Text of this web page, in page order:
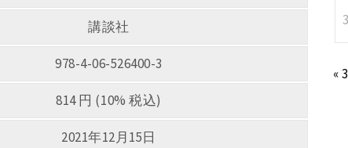
講談社
978-4-06-526400-3
814 円 (10% 税込)
2021年12月15日
«